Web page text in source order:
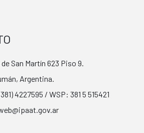
San Martín 623 Piso 9.
Argentina.
4227595 / WSP: 381 5 515421